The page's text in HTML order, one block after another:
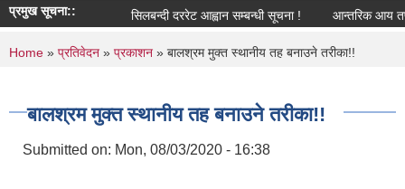
प्रमुख सूचना:: सिलबन्दी दररेट आह्वान सम्बन्धी सूचना ! आन्तरिक आय
You are here
Home » प्रतिवेदन » प्रकाशन » बालश्रम मुक्त स्थानीय तह बनाउने तरीका!!
बालश्रम मुक्त स्थानीय तह बनाउने तरीका!!
Submitted on: Mon, 08/03/2020 - 16:38